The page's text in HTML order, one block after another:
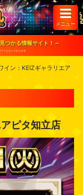
メニュー
つかる情報サイト！～
トとなっております。
イン：KEIZギャラリエア
ピタ知立店